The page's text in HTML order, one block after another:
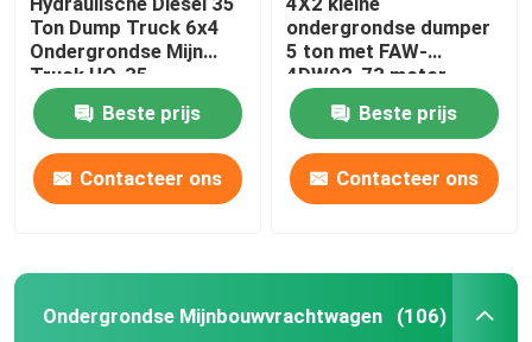
Verticale Lift
Waterput boorinstallatie
Ton Dump Truck 6x4
Ondergrondse Mijn
Truck UQ-35
Beste prijs
Contacteer ons
ondergrondse dumper
5 ton met FAW-
4DW92-73 motor
Beste prijs
Contacteer ons
Ondergrondse Mijnbouwvrachtwagen (106)